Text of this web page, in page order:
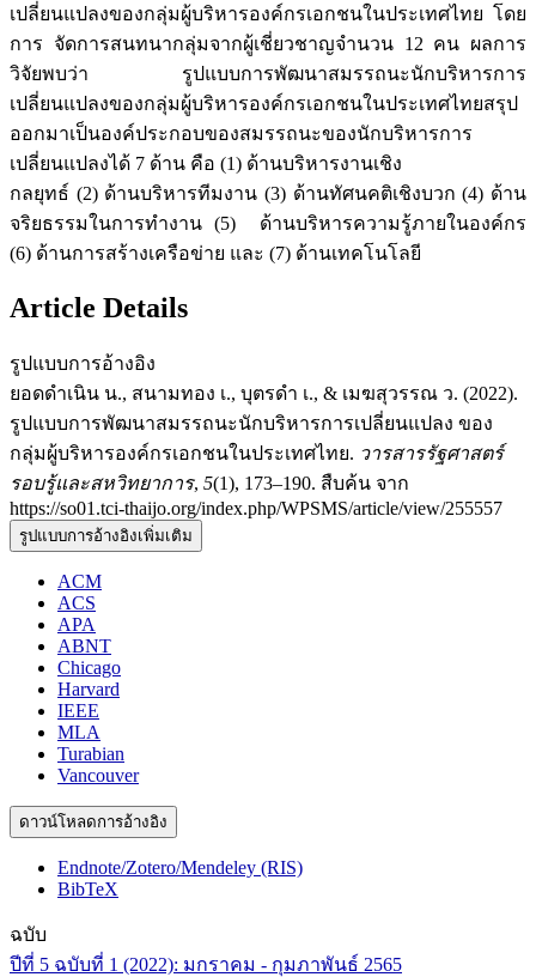
เปลี่ยนแปลงของกลุ่มผู้บริหารองค์กรเอกชนในประเทศไทย โดย
การ จัดการสนทนากลุ่มจากผู้เชี่ยวชาญจำนวน 12 คน ผลการ
วิจัยพบว่า รูปแบบการพัฒนาสมรรถนะนักบริหารการ
เปลี่ยนแปลงของกลุ่มผู้บริหารองค์กรเอกชนในประเทศไทยสรุป
ออกมาเป็นองค์ประกอบของสมรรถนะของนักบริหารการ
เปลี่ยนแปลงได้ 7 ด้าน คือ (1) ด้านบริหารงานเชิง
กลยุทธ์ (2) ด้านบริหารทีมงาน (3) ด้านทัศนคติเชิงบวก (4) ด้าน
จริยธรรมในการทำงาน (5) ด้านบริหารความรู้ภายในองค์กร
(6) ด้านการสร้างเครือข่าย และ (7) ด้านเทคโนโลยี
Article Details
รูปแบบการอ้างอิง
ยอดดำเนิน น., สนามทอง เ., บุตรดำ เ., & เมฆสุวรรณ ว. (2022).
รูปแบบการพัฒนาสมรรถนะนักบริหารการเปลี่ยนแปลง ของ
กลุ่มผู้บริหารองค์กรเอกชนในประเทศไทย. วารสารรัฐศาสตร์
รอบรู้และสหวิทยาการ, 5(1), 173–190. สืบค้น จาก
https://so01.tci-thaijo.org/index.php/WPSMS/article/view/255557
รูปแบบการอ้างอิงเพิ่มเติม
ACM
ACS
APA
ABNT
Chicago
Harvard
IEEE
MLA
Turabian
Vancouver
ดาวน์โหลดการอ้างอิง
Endnote/Zotero/Mendeley (RIS)
BibTeX
ฉบับ
ปีที่ 5 ฉบับที่ 1 (2022): มกราคม - กุมภาพันธ์ 2565